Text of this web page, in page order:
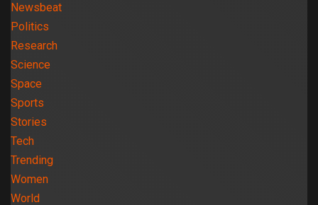
Newsbeat
Politics
Research
Science
Space
Sports
Stories
Tech
Trending
Women
World